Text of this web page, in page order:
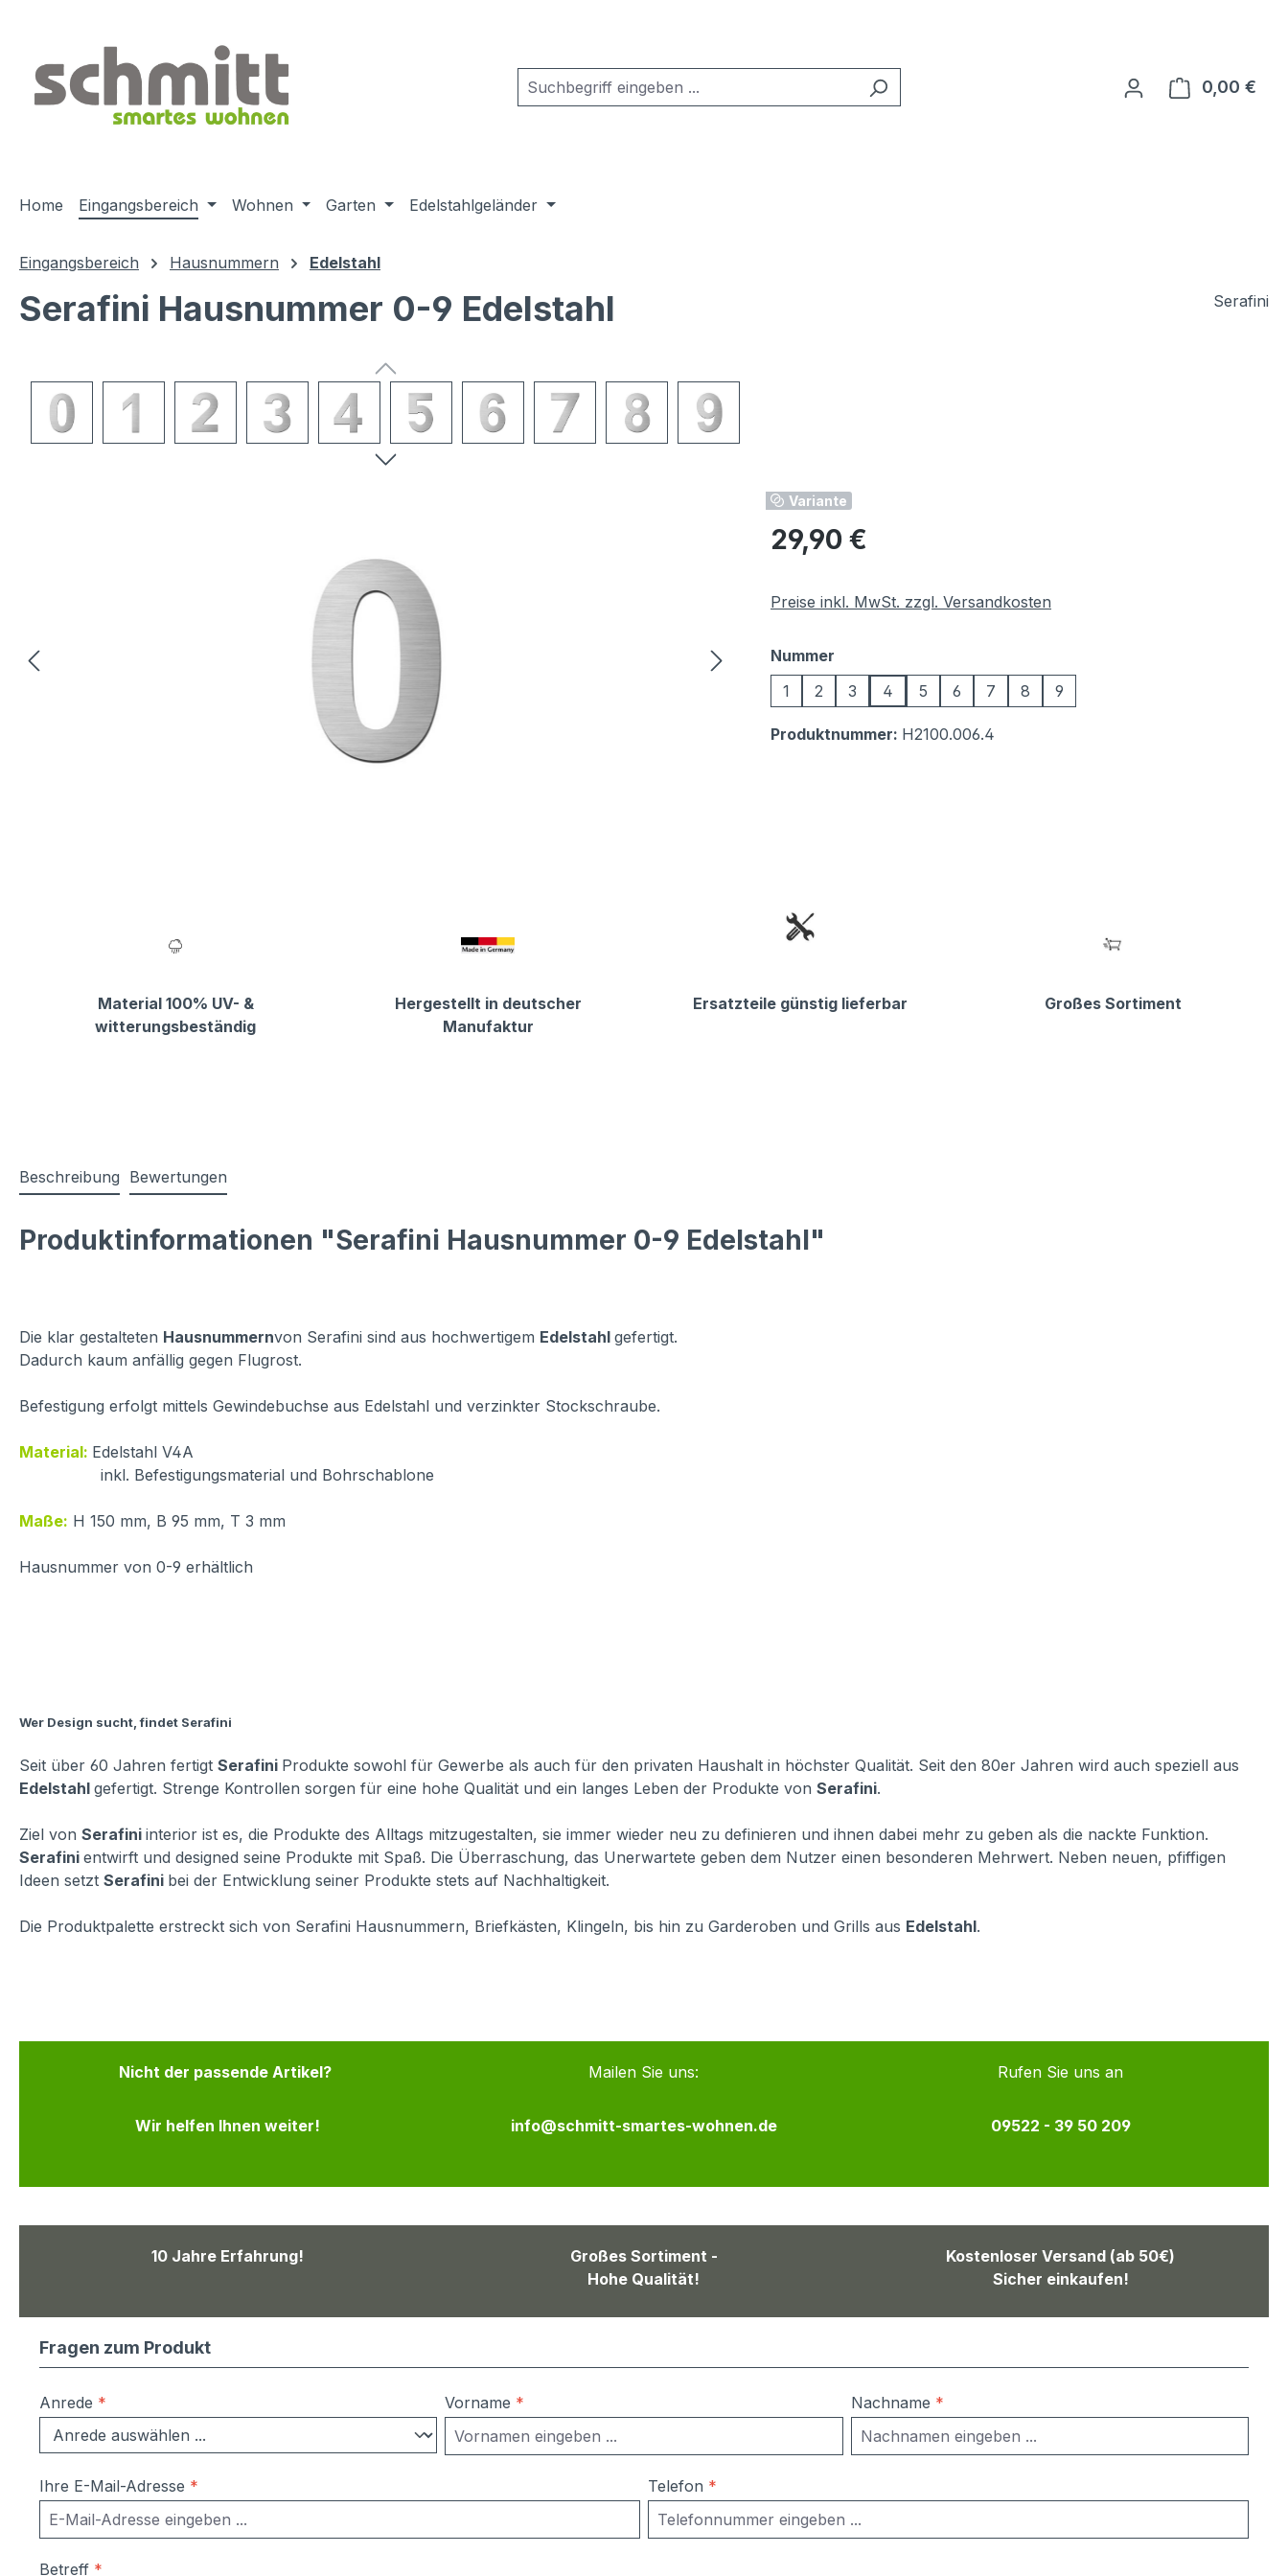
0,00 €
Home Eingangsbereich Wohnen Garten Edelstahlgeländer
Eingangsbereich Hausnummern Edelstahl
Serafini Hausnummer 0-9 Edelstahl Serafini
Variante
Regulärer Preis:
29,90 €
Preise inkl. MwSt. zzgl. Versandkosten
Nummer
1
2 3 4 5 6 7 8 9
Produktnummer: H2100.006.4
Material 100% UV- &
witterungsbeständig
Hergestellt in deutscher
Manufaktur
Ersatzteile günstig lieferbar Großes Sortiment
Beschreibung Bewertungen
Produktinformationen "Serafini Hausnummer 0-9 Edelstahl"
Die klar gestalteten Hausnummernvon Serafini sind aus hochwertigem Edelstahl gefertigt.
Dadurch kaum anfällig gegen Flugrost.
Befestigung erfolgt mittels Gewindebuchse aus Edelstahl und verzinkter Stockschraube.
Material: Edelstahl V4A
inkl. Befestigungsmaterial und Bohrschablone
Maße: H 150 mm, B 95 mm, T 3 mm
Hausnummer von 0-9 erhältlich
Wer Design sucht, findet Serafini
Seit über 60 Jahren fertigt Serafini Produkte sowohl für Gewerbe als auch für den privaten Haushalt in höchster Qualität. Seit den 80er Jahren wird auch speziell aus
Edelstahl gefertigt. Strenge Kontrollen sorgen für eine hohe Qualität und ein langes Leben der Produkte von Serafini.
Ziel von Serafini interior ist es, die Produkte des Alltags mitzugestalten, sie immer wieder neu zu definieren und ihnen dabei mehr zu geben als die nackte Funktion.
Serafini entwirft und designed seine Produkte mit Spaß. Die Überraschung, das Unerwartete geben dem Nutzer einen besonderen Mehrwert. Neben neuen, pfiffigen
Ideen setzt Serafini bei der Entwicklung seiner Produkte stets auf Nachhaltigkeit.
Die Produktpalette erstreckt sich von Serafini Hausnummern, Briefkästen, Klingeln, bis hin zu Garderoben und Grills aus Edelstahl.
Nicht der passende Artikel?
Wir helfen Ihnen weiter!
Mailen Sie uns:
info@schmitt-smartes-wohnen.de
Rufen Sie uns an
09522 - 39 50 209
10 Jahre Erfahrung!
Großes Sortiment -
Hohe Qualität!
Kostenloser Versand (ab 50€)
Sicher einkaufen!
Fragen zum Produkt
Anrede * Vorname * Nachname *
Ihre E-Mail-Adresse * Telefon *
Betreff *